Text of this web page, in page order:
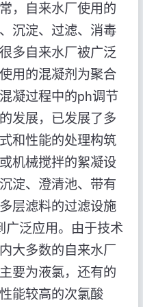
，自来水厂使用的
沉淀、过滤、消毒
多自来水厂被广泛
用的混凝剂为聚合
凝过程中的ph调节
发展，已发展了多
和性能的处理构筑
机械搅拌的絮凝设
淀、澄清池、带有
层滤料的过滤设施
广泛应用。由于技术
大多数的自来水厂
要为液氯，还有的
能较高的次氯酸